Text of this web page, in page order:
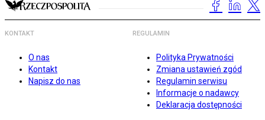
KONTAKT
O nas
Kontakt
Napisz do nas
REGULAMIN
Polityka Prywatności
Zmiana ustawień zgód
Regulamin serwisu
Informacje o nadawcy
Deklaracja dostępności